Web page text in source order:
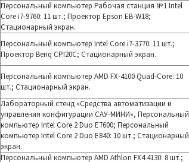
Персональный компьютер Рабочая станция №1 Intel
Core i7-9760: 11 шт.; Проектор Epson EB-W18;
Стационарный экран.
Персональный компьютер Intel Core i7-3770: 11 шт.;
Проектор Benq CPI20C; Стационарный экран.
Персональный компьютер AMD FX-4100 Quad-Core: 10
шт.; Стационарный экран.
Лабораторный стенд «Средства автоматизации и
управления конфигурации САУ-МИНИ», Персональный
компьютер Intel Core 2 Duo E7600;Персональный
компьютер Intel Core 2Duo E840: 10 шт.; Стационарный
экран.
Персональный компьютер AMD Athlon FX4 4130: 8 шт.;